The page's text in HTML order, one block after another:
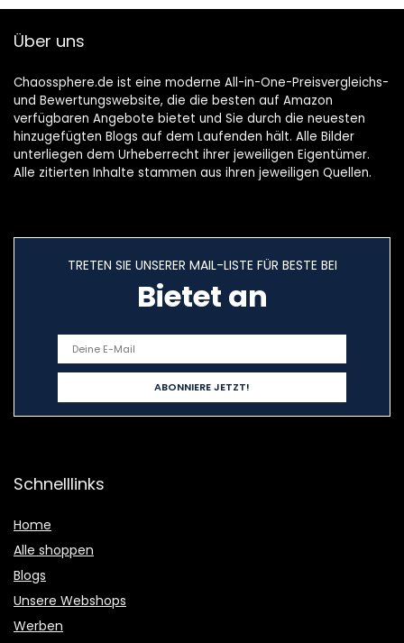
Über uns
Chaossphere.de ist eine moderne All-in-One-Preisvergleichs-
und Bewertungswebsite, die die besten auf Amazon
verfügbaren Angebote bietet und Sie durch die neuesten
hinzugefügten Blogs auf dem Laufenden hält. Alle Bilder
unterliegen dem Urheberrecht ihrer jeweiligen Eigentümer.
Alle zitierten Inhalte stammen aus ihren jeweiligen Quellen.
TRETEN SIE UNSERER MAIL-LISTE FÜR BESTE BEI
Bietet an
Schnelllinks
Home
Alle shoppen
Blogs
Unsere Webshops
Werben